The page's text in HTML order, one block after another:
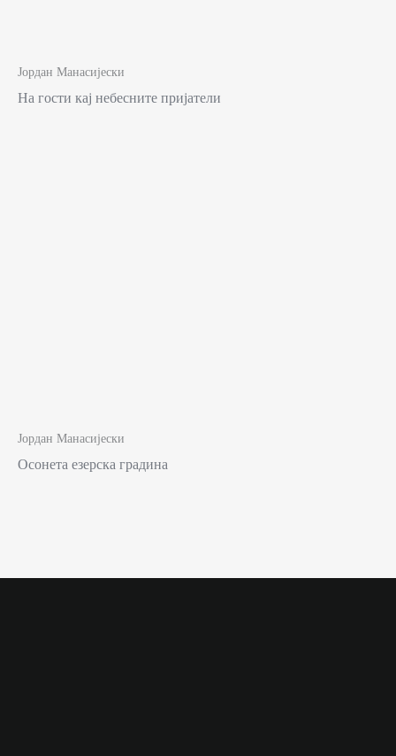
Јордан Манасијески
На гости кај небесните пријатели
Јордан Манасијески
Осонета езерска градина